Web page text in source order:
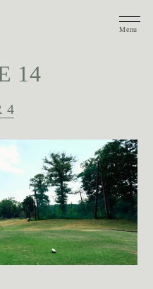
Menu
14
4